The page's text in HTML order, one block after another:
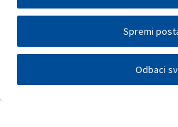
Odbaci
Spremi